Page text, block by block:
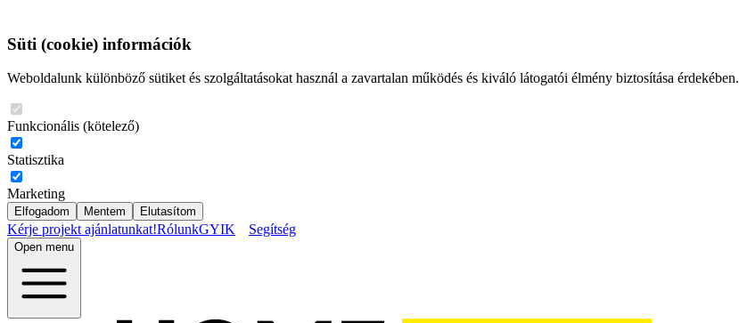
Süti (cookie) információk
Weboldalunk különböző sütiket és szolgáltatásokat használ a zavartalan működés és kiváló látogatói élmény biztosítása érdekében.
Funkcionális (kötelező)
Statisztika
Marketing
Elfogadom Mentem Elutasítom
Kérje projekt ajánlatunkat!RólunkGYIK Segítség
Open menu